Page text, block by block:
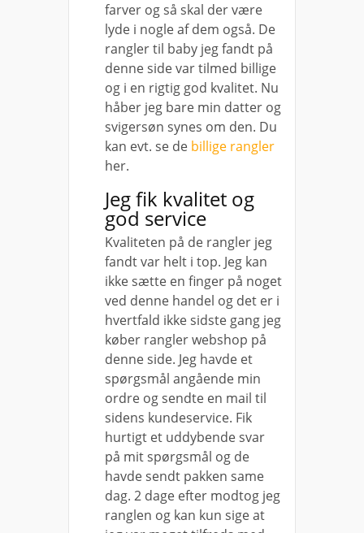
farver og så skal der være
lyde i nogle af dem også. De
rangler til baby jeg fandt på
denne side var tilmed billige
og i en rigtig god kvalitet. Nu
håber jeg bare min datter og
svigersøn synes om den. Du
kan evt. se de billige rangler
her.
Jeg fik kvalitet og
god service
Kvaliteten på de rangler jeg
fandt var helt i top. Jeg kan
ikke sætte en finger på noget
ved denne handel og det er i
hvertfald ikke sidste gang jeg
køber rangler webshop på
denne side. Jeg havde et
spørgsmål angående min
ordre og sendte en mail til
sidens kundeservice. Fik
hurtigt et uddybende svar
på mit spørgsmål og de
havde sendt pakken same
dag. 2 dage efter modtog jeg
ranglen og kan kun sige at